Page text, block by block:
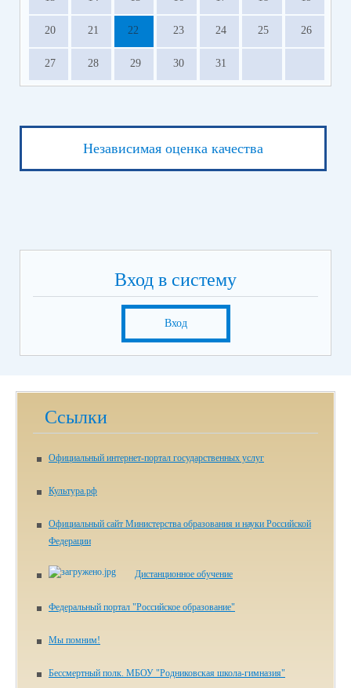
20 21 22 23 24 25 26
27 28 29 30 31
Независимая оценка качества
Вход в систему
Вход
Ссылки
Официальный интернет-портал государственных услуг
Культура.рф
Официальный сайт Министерства образования и науки Российской
Федерации
Дистанционное обучение
Федеральный портал "Российское образование"
Мы помним!
Бессмертный полк. МБОУ "Родниковская школа-гимназия"